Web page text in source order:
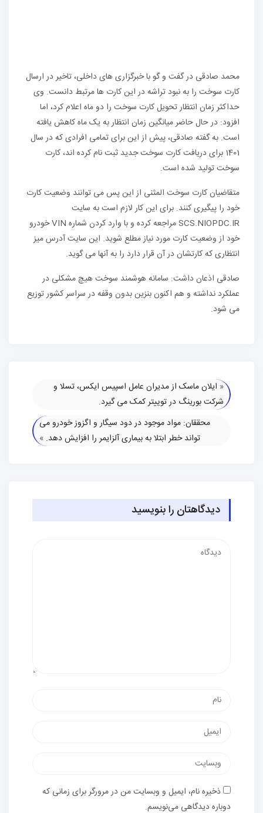
محمد صادقی در گفت و گو با خبرگزاری های داخلی، تاخیر در ارسال
کارت سوخت را به نبود تراشه در این کارت ها مرتبط دانست. وی
حداکثر زمان انتظار تحویل کارت سوخت را دو ماه اعلام کرد، اما
افزود: در حال حاضر میانگین زمان انتظار به یک ماه کاهش یافته
است. به گفته صادقی، پیش از این برای تمامی افرادی که در سال
1401 برای دریافت کارت سوخت جدید ثبت نام کرده اند، کارت
سوخت تولید شده است.
متقاضیان کارت سوخت المثنی از این پس می توانند وضعیت کارت
خود را پیگیری کنند. برای این کار لازم است به سایت
SCS.NIOPDC.IR مراجعه کرده و با وارد کردن شماره VIN خودرو
خود از وضعیت کارت مورد نیاز مطلع شوید. این سایت آدرس میز
انتظاری که کارتشان در آن قرار دارد را به آنها می گوید.
صادقی اذعان داشت: سامانه هوشمند سوخت هیچ مشکلی در
عملکرد نداشته و هم اکنون بنزین بدون وقفه در سراسر کشور توزیع
می شود.
« ایلان ماسک از مدیران عامل اسپیس ایکس، تسلا و
شرکت بورینگ در توییتر کمک می گیرد.
محققان: مواد موجود در دود سیگار و اگزوز خودرو می
تواند خطر ابتلا به بیماری آلزایمر را افزایش دهد. »
دیدگاهتان را بنویسید
ذخیره نام، ایمیل و وبسایت من در مرورگر برای زمانی که
دوباره دیدگاهی می‌نویسم.